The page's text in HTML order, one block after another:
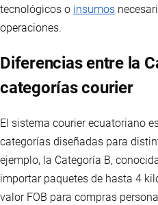
tecnológicos o insumos
operaciones.
Diferencias entre la
categorías courier
El sistema courier ecuatoriano
categorías diseñadas para
ejemplo, la Categoría B,
importar paquetes de hasta 4
valor FOB para compras